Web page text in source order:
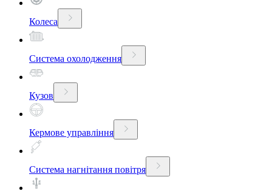
Колеса
Система охолодження
Кузов
Кермове управління
Система нагнітання повітря